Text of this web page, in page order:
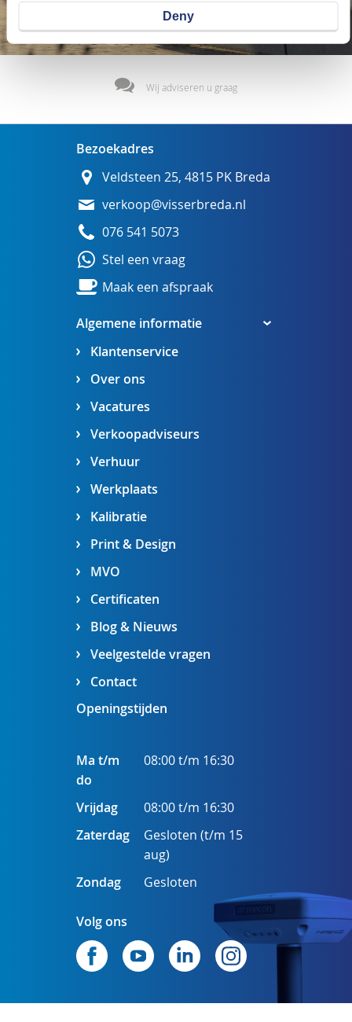
Deny
Wij adviseren u graag
Algemene informatie
Klantenservice
Over ons
Vacatures
Verkoopadviseurs
Verhuur
Werkplaats
Kalibratie
Print & Design
MVO
Certificaten
Blog & Nieuws
Veelgestelde vragen
Contact
Bezoekadres
Veldsteen 25, 4815 PK Breda
verkoop@visserbreda.nl
076 541 5073
Stel een vraag
Maak een afspraak
Openingstijden
Ma t/m
do
08:00 t/m 16:30
Vrijdag
08:00 t/m 16:30
Zaterdag
Gesloten (t/m 15
aug)
Zondag
Gesloten
Volg ons